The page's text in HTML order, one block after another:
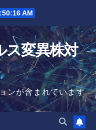
AM
ス変異株対
ンが含まれています